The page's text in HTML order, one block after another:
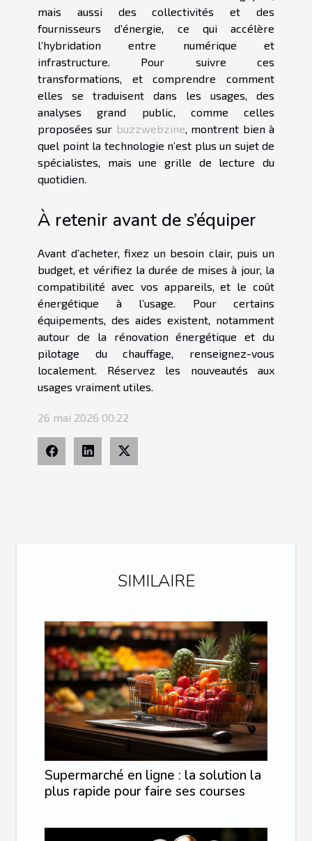
mais aussi des collectivités et des
fournisseurs d’énergie, ce qui accélère
l’hybridation entre numérique et
infrastructure. Pour suivre ces
transformations, et comprendre comment
elles se traduisent dans les usages, des
analyses grand public, comme celles
proposées sur buzzwebzine, montrent bien à
quel point la technologie n’est plus un sujet de
spécialistes, mais une grille de lecture du
quotidien.
À retenir avant de s’équiper
Avant d’acheter, fixez un besoin clair, puis un
budget, et vérifiez la durée de mises à jour, la
compatibilité avec vos appareils, et le coût
énergétique à l’usage. Pour certains
équipements, des aides existent, notamment
autour de la rénovation énergétique et du
pilotage du chauffage, renseignez-vous
localement. Réservez les nouveautés aux
usages vraiment utiles.
26 mai 2026 00:22
SIMILAIRE
Supermarché en ligne : la solution la
plus rapide pour faire ses courses